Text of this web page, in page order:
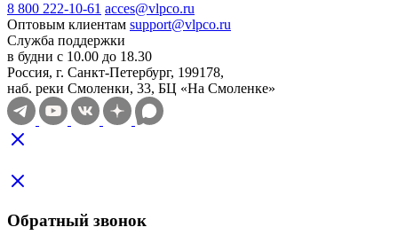
8 800 222-10-61 acces@vlpco.ru
Оптовым клиентам support@vlpco.ru
Служба поддержки
в будни с 10.00 до 18.30
Россия, г. Санкт-Петербург, 199178,
наб. реки Смоленки, 33, БЦ «На Смоленке»
Обратный звонок